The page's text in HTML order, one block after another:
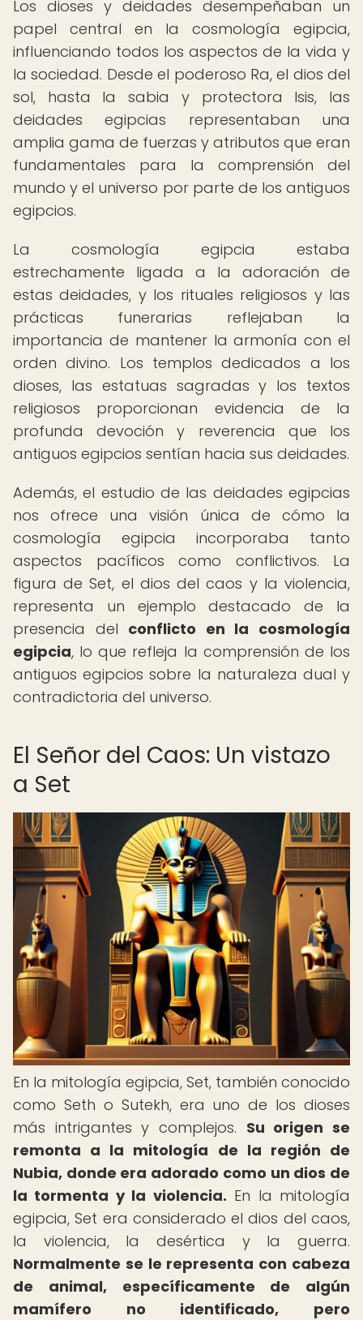
Los dioses y deidades desempeñaban un
papel central en la cosmología egipcia,
influenciando todos los aspectos de la vida y
la sociedad. Desde el poderoso Ra, el dios del
sol, hasta la sabia y protectora Isis, las
deidades egipcias representaban una
amplia gama de fuerzas y atributos que eran
fundamentales para la comprensión del
mundo y el universo por parte de los antiguos
egipcios.
La cosmología egipcia estaba
estrechamente ligada a la adoración de
estas deidades, y los rituales religiosos y las
prácticas funerarias reflejaban la
importancia de mantener la armonía con el
orden divino. Los templos dedicados a los
dioses, las estatuas sagradas y los textos
religiosos proporcionan evidencia de la
profunda devoción y reverencia que los
antiguos egipcios sentían hacia sus deidades.
Además, el estudio de las deidades egipcias
nos ofrece una visión única de cómo la
cosmología egipcia incorporaba tanto
aspectos pacíficos como conflictivos. La
figura de Set, el dios del caos y la violencia,
representa un ejemplo destacado de la
presencia del conflicto en la cosmología
egipcia, lo que refleja la comprensión de los
antiguos egipcios sobre la naturaleza dual y
contradictoria del universo.
El Señor del Caos: Un vistazo
a Set
En la mitología egipcia, Set, también conocido
como Seth o Sutekh, era uno de los dioses
más intrigantes y complejos. Su origen se
remonta a la mitología de la región de
Nubia, donde era adorado como un dios de
la tormenta y la violencia. En la mitología
egipcia, Set era considerado el dios del caos,
la violencia, la desértica y la guerra.
Normalmente se le representa con cabeza
de animal, específicamente de algún
mamífero no identificado, pero